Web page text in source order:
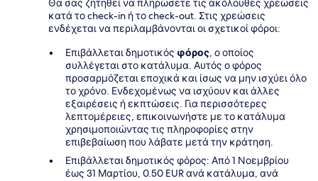
Θα σας ζητηθεί να πληρώσετε τις ακόλουθες χρεώσεις
κατά το check-in ή το check-out. Στις χρεώσεις
ενδέχεται να περιλαμβάνονται οι σχετικοί φόροι:
Επιβάλλεται δημοτικός φόρος, ο οποίος
συλλέγεται στο κατάλυμα. Αυτός ο φόρος
προσαρμόζεται εποχικά και ίσως να μην ισχύει όλο
το χρόνο. Ενδεχομένως να ισχύουν και άλλες
εξαιρέσεις ή εκπτώσεις. Για περισσότερες
λεπτομέρειες, επικοινωνήστε με το κατάλυμα
χρησιμοποιώντας τις πληροφορίες στην
επιβεβαίωση που λάβατε μετά την κράτηση.
Επιβάλλεται δημοτικός φόρος: Από 1 Νοεμβρίου
έως 31 Μαρτίου, 0.50 EUR ανά κατάλυμα, ανά